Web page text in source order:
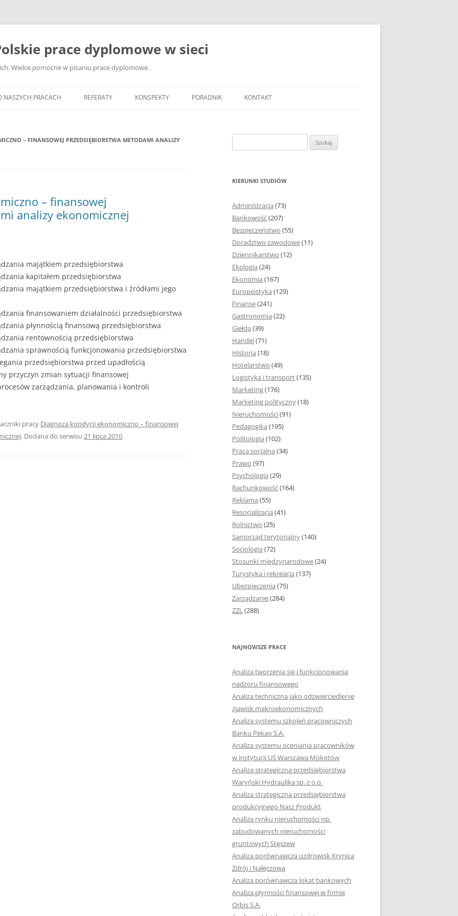
prace dyplomowe w sieci
Wielce pomocne w pisaniu prace dyplomowe.
NASZYCH PRACACH REFERATY KONSPEKTY PORADNIK
JAK ZBIERAĆ I OPRACOWYWAĆ
BIBLIOGRAFICZNYCH
ZAWARTOŚĆ I ROZMIAR PRACY
DYPLOMOWEJ
ESTETYKA PRACY DYPLOMOWEJ –
WYRÓŻNIENIA, NUMEROWANIE
CZCIONKA, MARGINESY I
WIELKOŚĆ STRON
STRUKTURA AKAPITU W PRACY
DYPLOMOWEJ
STYL PRACY DYPLOMOWEJ
SPIS TREŚCI W PRACY
DYPLOMOWEJ
WSTĘP PRACY DYPLOMOWEJ
ROZDZIAŁY I PODROZDZIAŁY
ZAKOŃCZENIE PRACY
DYPLOMOWEJ
BIBLIOGRAFIA
SPIS RYSUNKÓW, TABEL I
ZAŁĄCZNIKÓW
TABELE, RYSUNKI ORAZ WYKRESY
KSIĄŻKI, KTÓRE POMOGĄ CI
NAPISAĆ PRACĘ DYPLOMOWĄ
JAK PRZYGOTOWAĆ SIĘ DO
USTNEGO EGZAMINU
DYPLOMOWEGO?
HIPOTEZY W PRACACH
DYPLOMOWYCH
JAK PRZYGOTOWAĆ SIĘ DO
OBRONY PRACY DYPLOMOWEJ
KONTAKT
– FINANSOWEJ PRZEDSIĘBIORSTWA METODAMI ANALIZY
– finansowej
analizy ekonomicznej
majątkiem przedsiębiorstwa
kapitałem przedsiębiorstwa
majątkiem przedsiębiorstwa i źródłami jego
finansowaniem działalności przedsiębiorstwa
płynnością finansową przedsiębiorstwa
rentownością przedsiębiorstwa
sprawnością funkcjonowania przedsiębiorstwa
przedsiębiorstwa przed upadłością
przyczyn zmian sytuacji finansowej
zarządzania, planowania i kontroli
pracy Diagnoza kondycji ekonomiczno – finansowej
. Dodana do serwisu 21 lipca 2010.
KIERUNKI STUDIÓW
Administracja (73)
Bankowość(207)
Bezpieczeństwo (55)
Doradztwo zawodowe(11)
Dziennikarstwo (12)
Ekologia (24)
Ekonomia (167)
Europeistyka (129)
Finanse(241)
Gastronomia (22)
Giełda (39)
Handel(71)
Historia (18)
Hotelarstwo (49)
Logistyka i transport(135)
Marketing(176)
Marketing polityczny(18)
Nieruchomości(91)
Pedagogika (195)
Politologia (102)
Praca socjalna (34)
Prawo (97)
Psychologia (29)
Rachunkowość(164)
Reklama (55)
Resocjalizacja (41)
Rolnictwo (25)
Samorząd terytorialny(140)
Socjologia (72)
Stosunki międzynarodowe(24)
Turystyka i rekreacja (137)
Ubezpieczenia (75)
Zarządzanie(284)
ZZL(288)
NAJNOWSZE PRACE
Analiza tworzenia się i funkcjonowania
nadzoru finansowego
Analiza techniczna jako odzwierciedlenie
zjawisk makroekonomicznych
Analiza systemu szkoleń pracowniczych
Banku Pekao S.A.
Analiza systemu oceniania pracowników
w instytucji US Warszawa Mokotów
Analiza strategiczna przedsiębiorstwa
Waryński Hydraulika sp. z o.o.
Analiza strategiczna przedsiębiorstwa
produkcyjnego Nasz Produkt
Analiza rynku nieruchomości np.
zabudowanych nieruchomości
gruntowych Stęszew
Analiza porównawcza uzdrowisk Krynica
Zdrój i Nałęczowa
Analiza porównawcza lokat bankowych
Analiza płynności finansowej w firmie
Orbis S.A.